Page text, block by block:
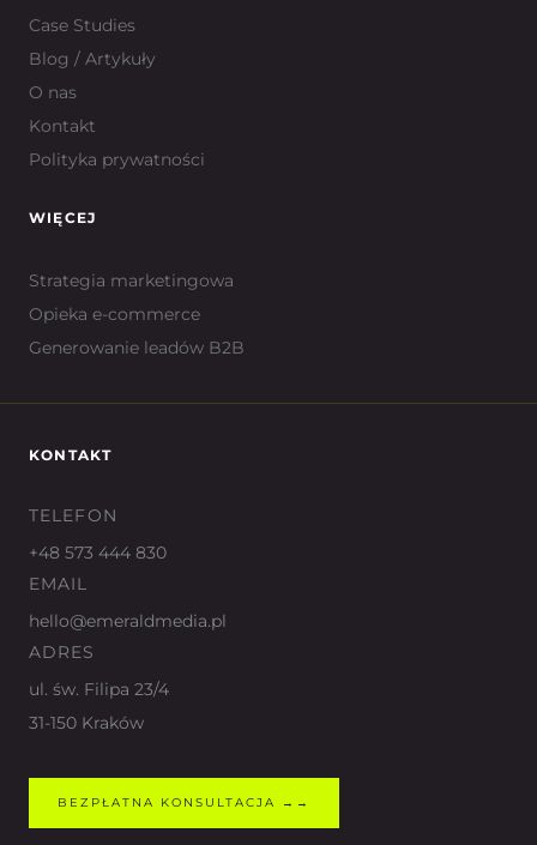
Case Studies
Blog / Artykuły
O nas
Kontakt
Polityka prywatności
WIĘCEJ
Strategia marketingowa
Opieka e-commerce
Generowanie leadów B2B
KONTAKT
TELEFON
+48 573 444 830
EMAIL
hello@emeraldmedia.pl
ADRES
ul. św. Filipa 23/4
31-150 Kraków
BEZPŁATNA KONSULTACJA →